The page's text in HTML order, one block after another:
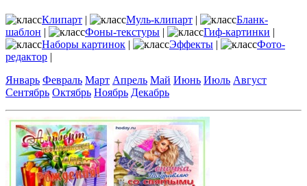
Клипарт | Муль-клипарт |
Бланк-
шаблон | Фоны-текстуры | Гиф-картинки |
Наборы картинок | Эффекты |
Фото-
редактор |
Январь Февраль Март Апрель Май Июнь Июль Август
Сентябрь Октябрь Ноябрь Декабрь